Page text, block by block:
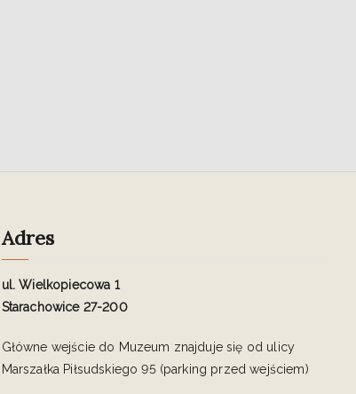
Adres
ul. Wielkopiecowa 1
Starachowice 27-200
Główne wejście do Muzeum znajduje się od ulicy
Marszałka Piłsudskiego 95 (parking przed wejściem)